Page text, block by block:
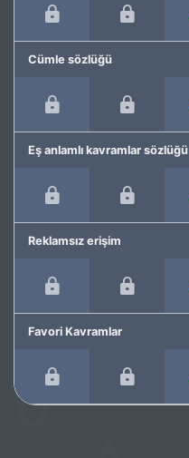
Cümle sözlüğü
Eş anlamlı kavramlar sözlüğü
Reklamsız erişim
Favori Kavramlar